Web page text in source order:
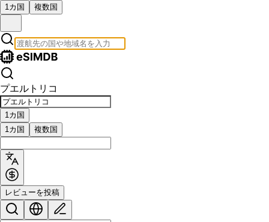
1カ国 複数国
プエルトリコ
1カ国
1カ国
複数国
レビューを投稿